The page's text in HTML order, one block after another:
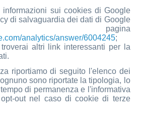
informazioni sui cookies di Google
di salvaguardia dei dati di Google
pagina
analytics/answer/6004245;
altri link interessanti per la
riportiamo di seguito l'elenco dei
sono riportate la tipologia, lo
di permanenza e l'informativa
out nel caso di cookie di terze